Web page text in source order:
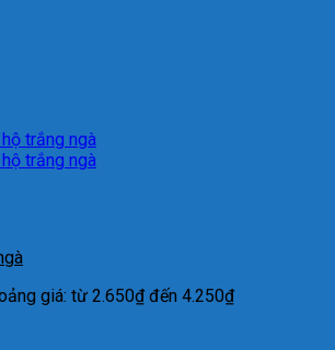
giá: từ 2.650₫ đến 4.250₫